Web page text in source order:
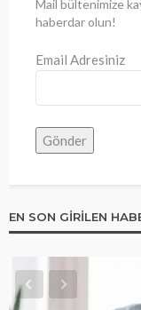
Mail bültenimize
haberdar olun!
Email Adresiniz
EN SON GIRILEN